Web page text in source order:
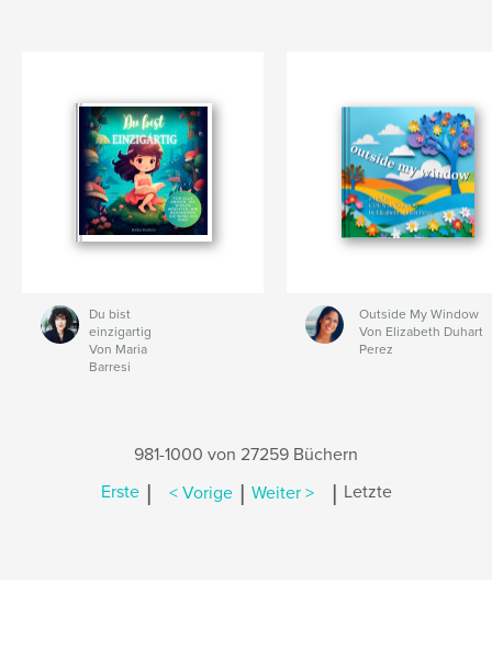
Du bist
einzigartig
Von Maria
Barresi
Outside My Window
Von Elizabeth Duhart
Perez
981-1000 von 27259 Büchern
Erste | < Vorige | Weiter > | Letzte